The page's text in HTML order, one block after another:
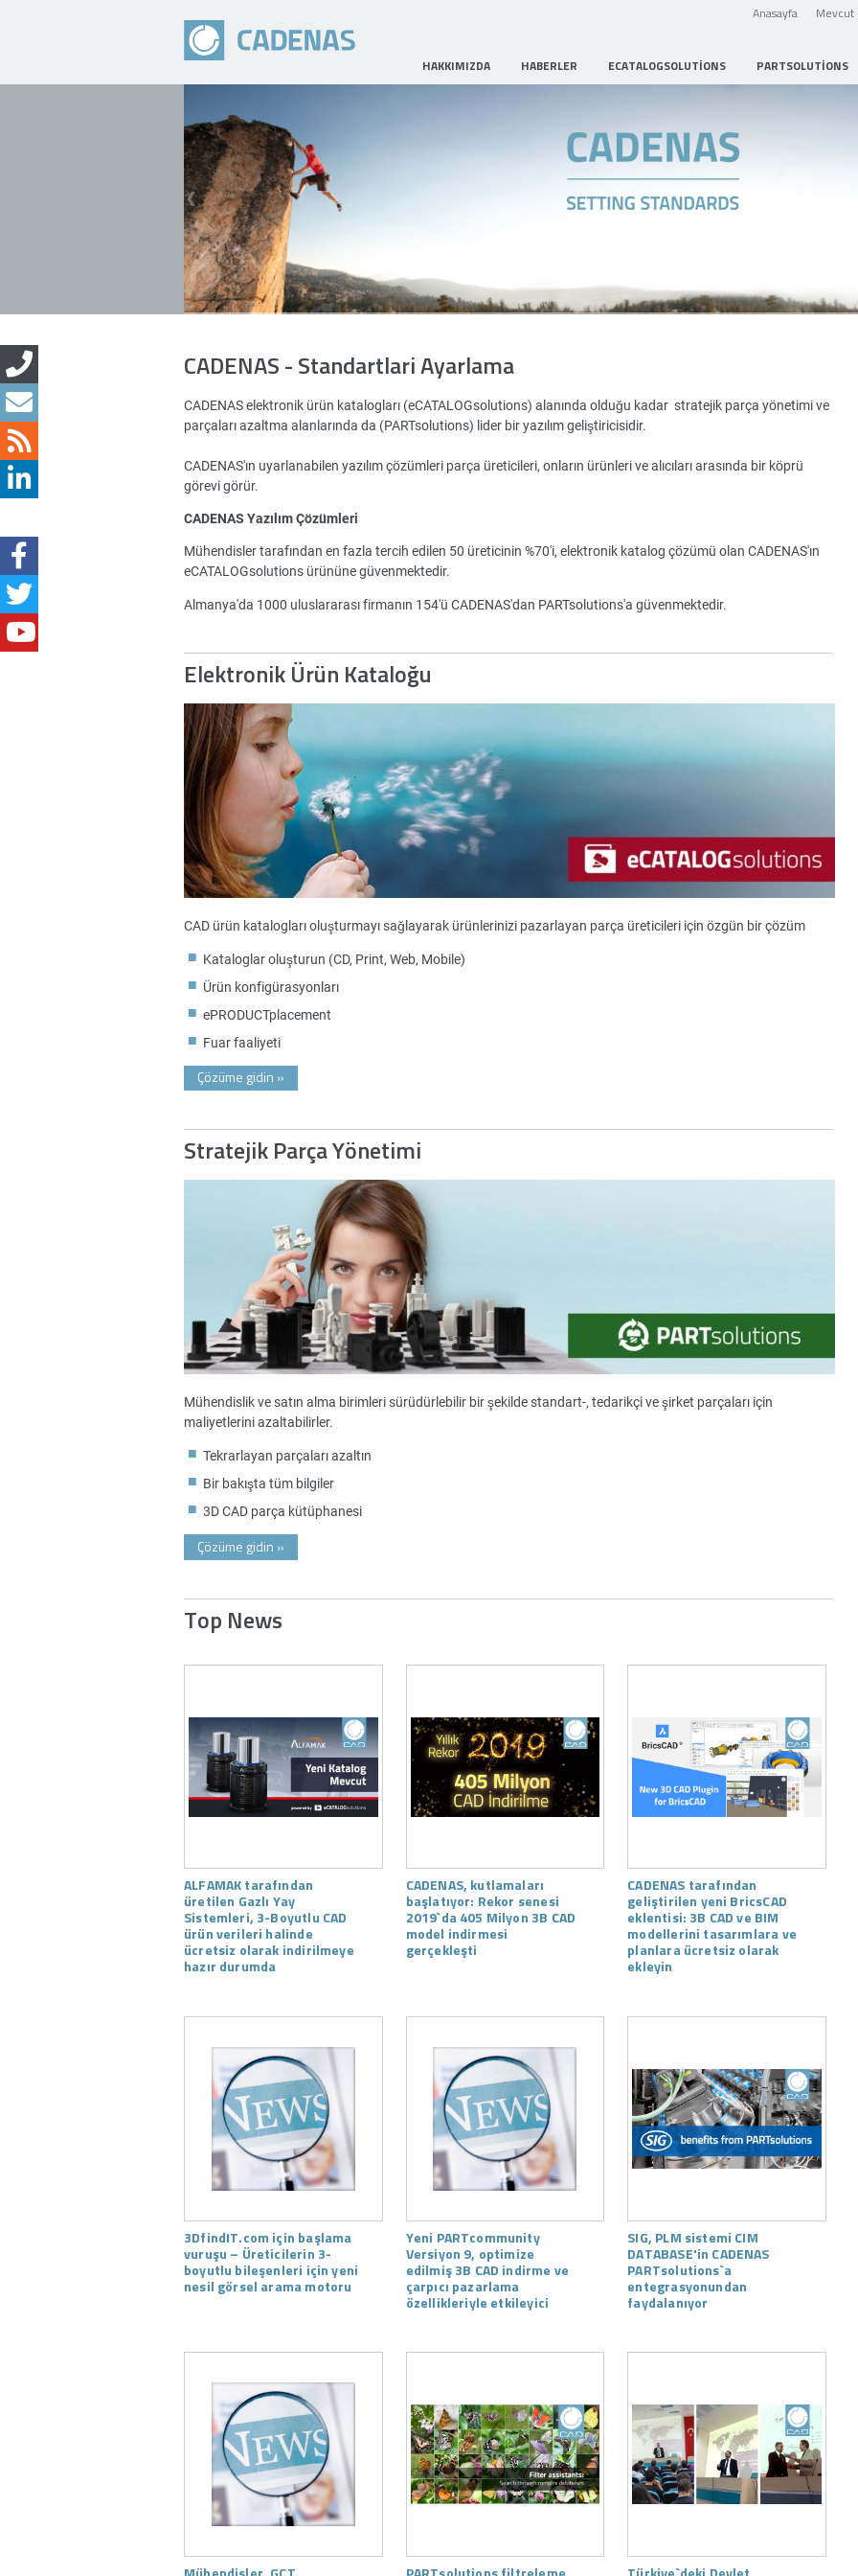
Anasayfa Mevcut
HAKKIMIZDA HABERLER ECATALOGSOLUTIONS PARTSOLUTIONS
CADENAS - Standartlari Ayarlama
CADENAS elektronik ürün katalogları (eCATALOGsolutions) alanında olduğu kadar stratejik parça yönetimi ve
parçaları azaltma alanlarında da (PARTsolutions) lider bir yazılım geliştiricisidir.
CADENAS'ın uyarlanabilen yazılım çözümleri parça üreticileri, onların ürünleri ve alıcıları arasında bir köprü
görevi görür.
CADENAS Yazılım Çözümleri
Mühendisler tarafından en fazla tercih edilen 50 üreticinin %70'i, elektronik katalog çözümü olan CADENAS'ın
eCATALOGsolutions ürününe güvenmektedir.
Almanya'da 1000 uluslararası firmanın 154'ü CADENAS'dan PARTsolutions'a güvenmektedir.
Elektronik Ürün Kataloğu
CAD ürün katalogları oluşturmayı sağlayarak ürünlerinizi pazarlayan parça üreticileri için özgün bir çözüm
Kataloglar oluşturun (CD, Print, Web, Mobile)
Ürün konfigürasyonları
ePRODUCTplacement
Fuar faaliyeti
Çözüme gidin »
Stratejik Parça Yönetimi
Mühendislik ve satın alma birimleri sürüdürlebilir bir şekilde standart-, tedarikçi ve şirket parçaları için
maliyetlerini azaltabilirler.
Tekrarlayan parçaları azaltın
Bir bakışta tüm bilgiler
3D CAD parça kütüphanesi
Çözüme gidin »
Top News
ALFAMAK tarafından
üretilen Gazlı Yay
Sistemleri, 3-Boyutlu CAD
ürün verileri halinde
ücretsiz olarak indirilmeye
hazır durumda
CADENAS, kutlamaları
başlatıyor: Rekor senesi
2019`da 405 Milyon 3B CAD
model indirmesi
gerçekleşti
CADENAS tarafından
geliştirilen yeni BricsCAD
eklentisi: 3B CAD ve BIM
modellerini tasarımlara ve
planlara ücretsiz olarak
ekleyin
3DfindIT.com için başlama
vuruşu – Üreticilerin 3-
boyutlu bileşenleri için yeni
nesil görsel arama motoru
Yeni PARTcommunity
Versiyon 9, optimize
edilmiş 3B CAD indirme ve
çarpıcı pazarlama
özellikleriyle etkileyici
SIG, PLM sistemi CIM
DATABASE'in CADENAS
PARTsolutions`a
entegrasyonundan
faydalanıyor
Mühendisler, GCT PARTsolutions filtreleme Türkiye`deki Devlet